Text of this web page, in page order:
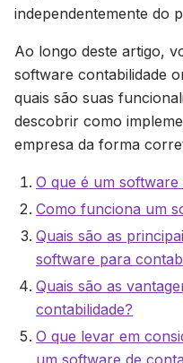
independentemente do
Ao longo deste artigo,
software contabilidade
quais são suas
descobrir como
empresa da forma
O que é um
Como funciona um
Quais são as
software para
Quais são as
contabilidade?
O que levar em
um software de